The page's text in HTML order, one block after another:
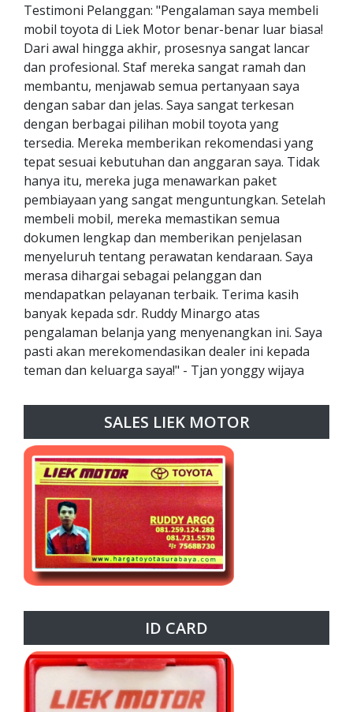
Testimoni Pelanggan: "Pengalaman saya membeli
mobil toyota di Liek Motor benar-benar luar biasa!
Dari awal hingga akhir, prosesnya sangat lancar
dan profesional. Staf mereka sangat ramah dan
membantu, menjawab semua pertanyaan saya
dengan sabar dan jelas. Saya sangat terkesan
dengan berbagai pilihan mobil toyota yang
tersedia. Mereka memberikan rekomendasi yang
tepat sesuai kebutuhan dan anggaran saya. Tidak
hanya itu, mereka juga menawarkan paket
pembiayaan yang sangat menguntungkan. Setelah
membeli mobil, mereka memastikan semua
dokumen lengkap dan memberikan penjelasan
menyeluruh tentang perawatan kendaraan. Saya
merasa dihargai sebagai pelanggan dan
mendapatkan pelayanan terbaik. Terima kasih
banyak kepada sdr. Ruddy Minargo atas
pengalaman belanja yang menyenangkan ini. Saya
pasti akan merekomendasikan dealer ini kepada
teman dan keluarga saya!" - Tjan yonggy wijaya
SALES LIEK MOTOR
ID CARD